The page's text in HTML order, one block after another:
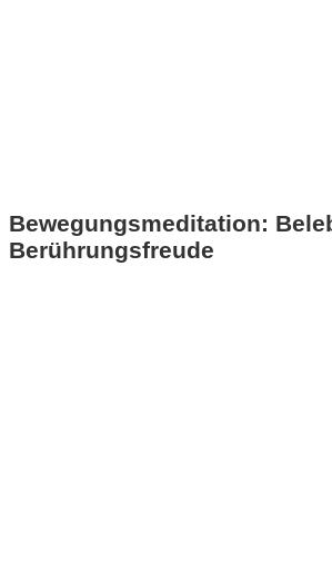
Bewegungsmeditation:
Berührungsfreude